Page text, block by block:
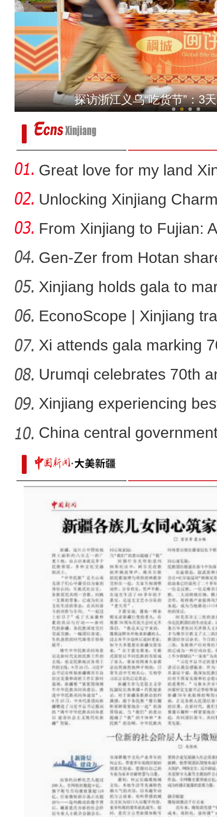
我从新疆来丨“赛米米”用
新疆兄妹在义乌：三天
新疆：手风琴声里
探访浙江义乌“吃货节”：3
Great love for my land
Unlocking Xinjiang
From Xinjiang to Fujian:
Gen-Zer from Hotan
Xinjiang holds gala to
ann
EconoScope | Xinjiang
Xi attends gala marking
anniver
Urumqi celebrates 70th
Xinjiang experiencing
developm
China central
than